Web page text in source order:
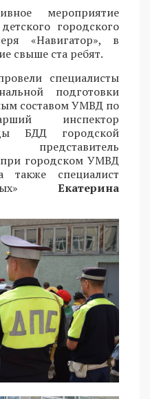
мероприятие
городского
«Навигатор», в
свыше ста ребят.
специалисты
подготовки
составом УМВД по
инспектор
БДД городской
представитель
при городском УМВД
специалист
Екатерина